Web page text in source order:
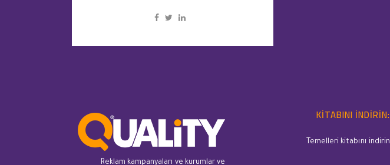
Reklam kampanyaları ve kurumlar ve
KITABINI INDIRIN:
Temelleri kitabını indirin